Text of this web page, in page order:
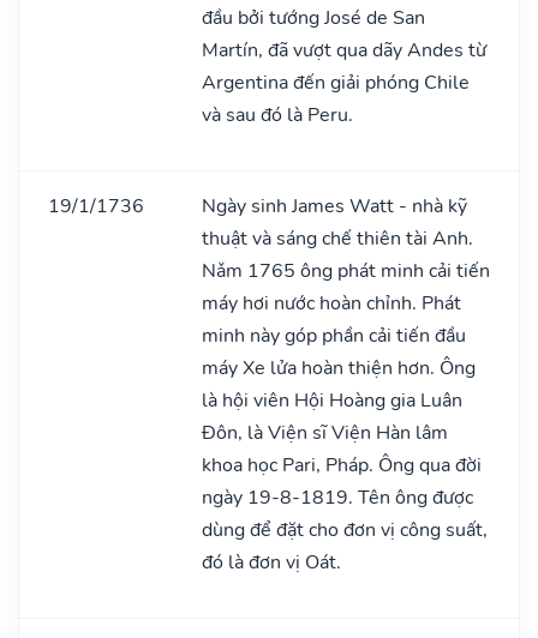
đầu bởi tướng José de San
Martín, đã vượt qua dãy Andes từ
Argentina đến giải phóng Chile
và sau đó là Peru.
19/1/1736
Ngày sinh James Watt - nhà kỹ
thuật và sáng chế thiên tài Anh.
Nǎm 1765 ông phát minh cải tiến
máy hơi nước hoàn chỉnh. Phát
minh này góp phần cải tiến đầu
máy Xe lửa hoàn thiện hơn. Ông
là hội viên Hội Hoàng gia Luân
Đôn, là Viện sĩ Viện Hàn lâm
khoa học Pari, Pháp. Ông qua đời
ngày 19-8-1819. Tên ông được
dùng để đặt cho đơn vị công suất,
đó là đơn vị Oát.